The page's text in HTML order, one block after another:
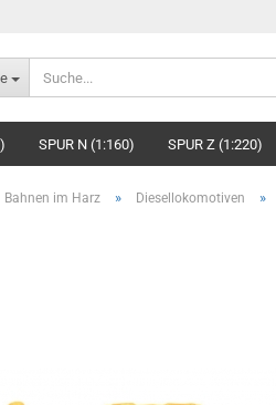
SPUR N (1:160) SPUR Z (1:220)
Bahnen im Harz » Diesellokomotiven »